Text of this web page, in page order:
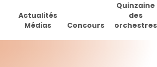
Actualités
Médias
Concours
Quinzaine
des
orchestres